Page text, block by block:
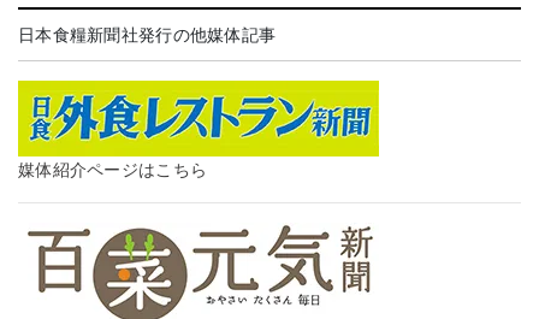
日本食糧新聞社発行の他媒体記事
媒体紹介ページはこちら